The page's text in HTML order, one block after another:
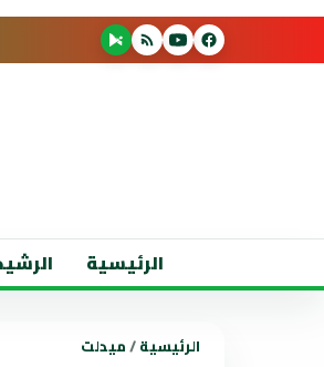
الرئيسية
الرئيسية/ميدلت